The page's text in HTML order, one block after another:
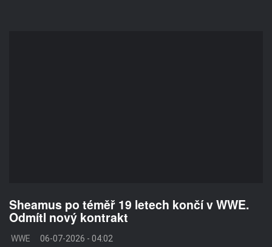
Sheamus po téměř 19 letech končí v WWE.
Odmítl nový kontrakt
WWE 06-07-2026 - 04:02